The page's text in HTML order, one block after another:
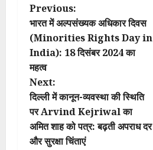
P
o
s
t
n
a
Previous:
भारत में अल्पसंख्यक अधिकार दिवस
(Minorities Rights Day in
India): 18 दिसंबर 2024 का
महत्व
Next:
दिल्ली में कानून-व्यवस्था की स्थिति
पर Arvind Kejriwal का
अमित शाह को पत्र: बढ़ती अपराध दर
और सुरक्षा चिंताएं